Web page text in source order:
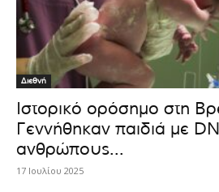
Διεθνή
Ιστορικό ορόσημο στη
Γεννήθηκαν παιδιά με
ανθρώπους...
17 Ιουλίου 2025